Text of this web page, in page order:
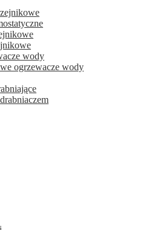
wody
ogrzewacze wody